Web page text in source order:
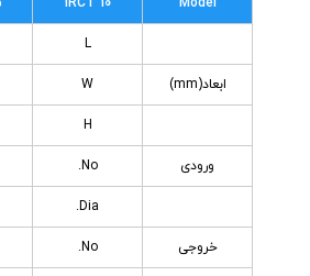
L
ابعاد(mm) W
H
ورودی No.
Dia.
خروجی No.